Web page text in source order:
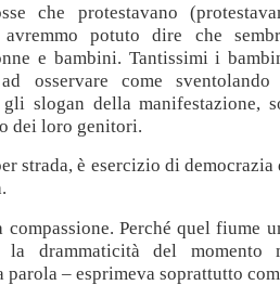
che protestavano
avremmo potuto dire che
e bambini. Tantissimi i
ad osservare come
slogan della manifestazione,
dei loro genitori.
strada, è esercizio di
compassione. Perché quel fiume
la drammaticità del momento
– esprimeva soprattutto